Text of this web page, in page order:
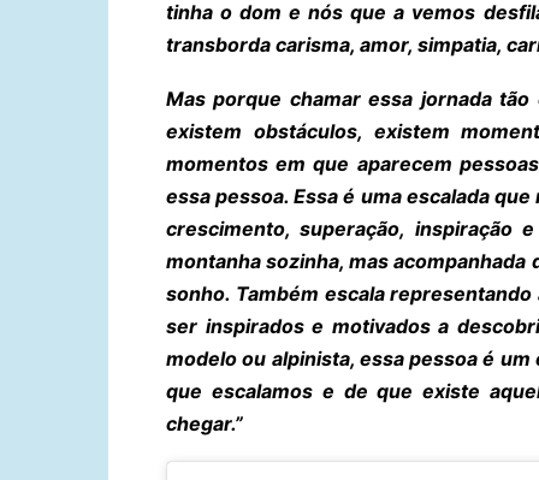
tinha o dom e nós que a vemos
transborda carisma, amor, simpatia,
Mas porque chamar essa jornada
existem obstáculos, existem
momentos em que aparecem
essa pessoa. Essa é uma escalada
crescimento, superação, inspiração
montanha sozinha, mas
sonho. Também escala
ser inspirados e motivados a
modelo ou alpinista, essa pessoa é
que escalamos e de que existe
chegar.”